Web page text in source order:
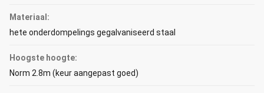
Materiaal:
hete onderdompelings gegalvaniseerd staal
Hoogste hoogte:
Norm 2.8m (keur aangepast goed)